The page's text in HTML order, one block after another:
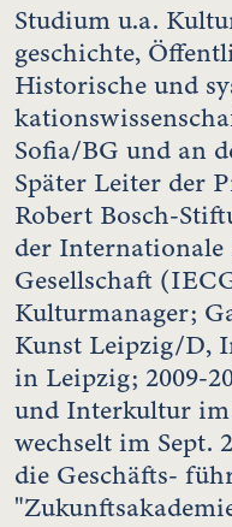
Studium u.a.
geschichte,
Historische und
Sofia/BG und an
Später Leiter der
Robert Bosch-
der
Gesellschaft
Kulturmanager;
Kunst Leipzig/D,
in Leipzig; 2009-
und Interkultur
wechselt im Sept.
die Geschäfts-